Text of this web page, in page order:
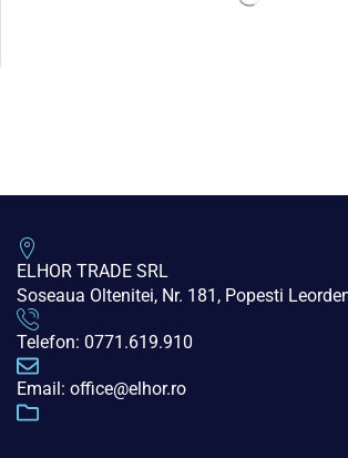
ELHOR TRADE SRL
Soseaua Oltenitei, Nr. 181, Popesti
Telefon: 0771.619.910
Email: office@elhor.ro